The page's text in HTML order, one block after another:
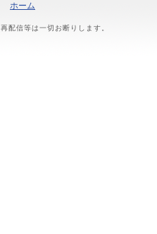
ホーム
配信等は一切お断りします。